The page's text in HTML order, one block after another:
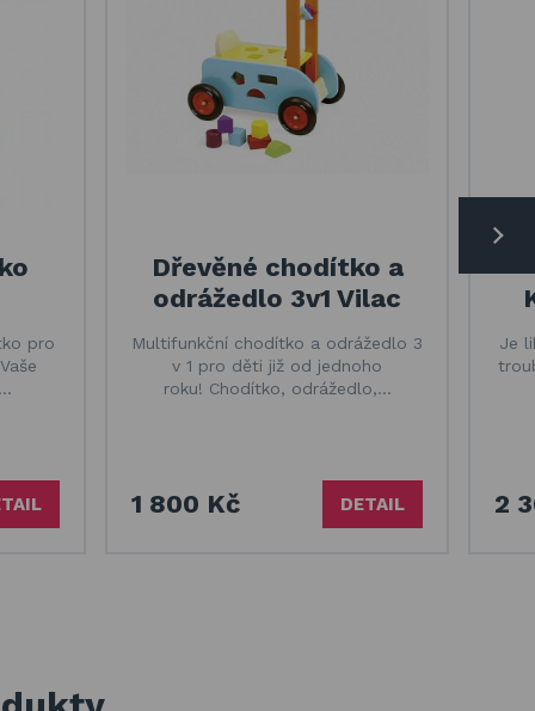
pro
Dřevěné chodítko a
odrážedlo 3v1 Vilac
Multifunkční chodítko a odrážedlo 3
v 1 pro děti již od jednoho
roku! Chodítko, odrážedlo,…
1 800 Kč DETAIL
Je
2